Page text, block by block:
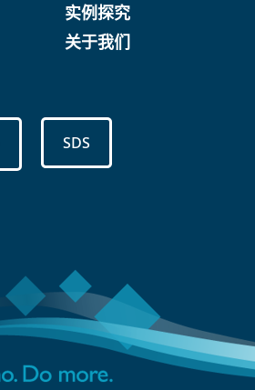
实例探究
关于我们
SDS